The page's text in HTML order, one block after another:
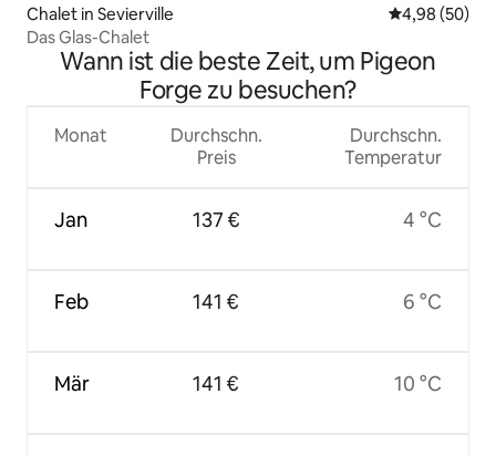
Chalet in Sevierville
4,98 (50)
Das Glas-Chalet
Wann ist die beste Zeit, um Pigeon
Forge zu besuchen?
Monat
Jan
Feb
Mär
Durchschn.
Preis
137 €
141 €
141 €
Durchschn.
Temperatur
4 °C
6 °C
10 °C